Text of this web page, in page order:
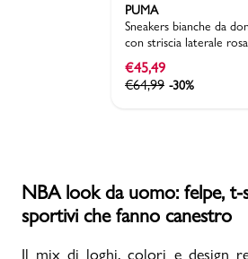
PUMA
Sneakers bianche da
con striscia laterale rosa
Puma Rebound v6
€45,49
€64,99 -30%
NBA look da uomo: felpe,
sportivi che fanno canestro
Il mix di loghi, colori e design